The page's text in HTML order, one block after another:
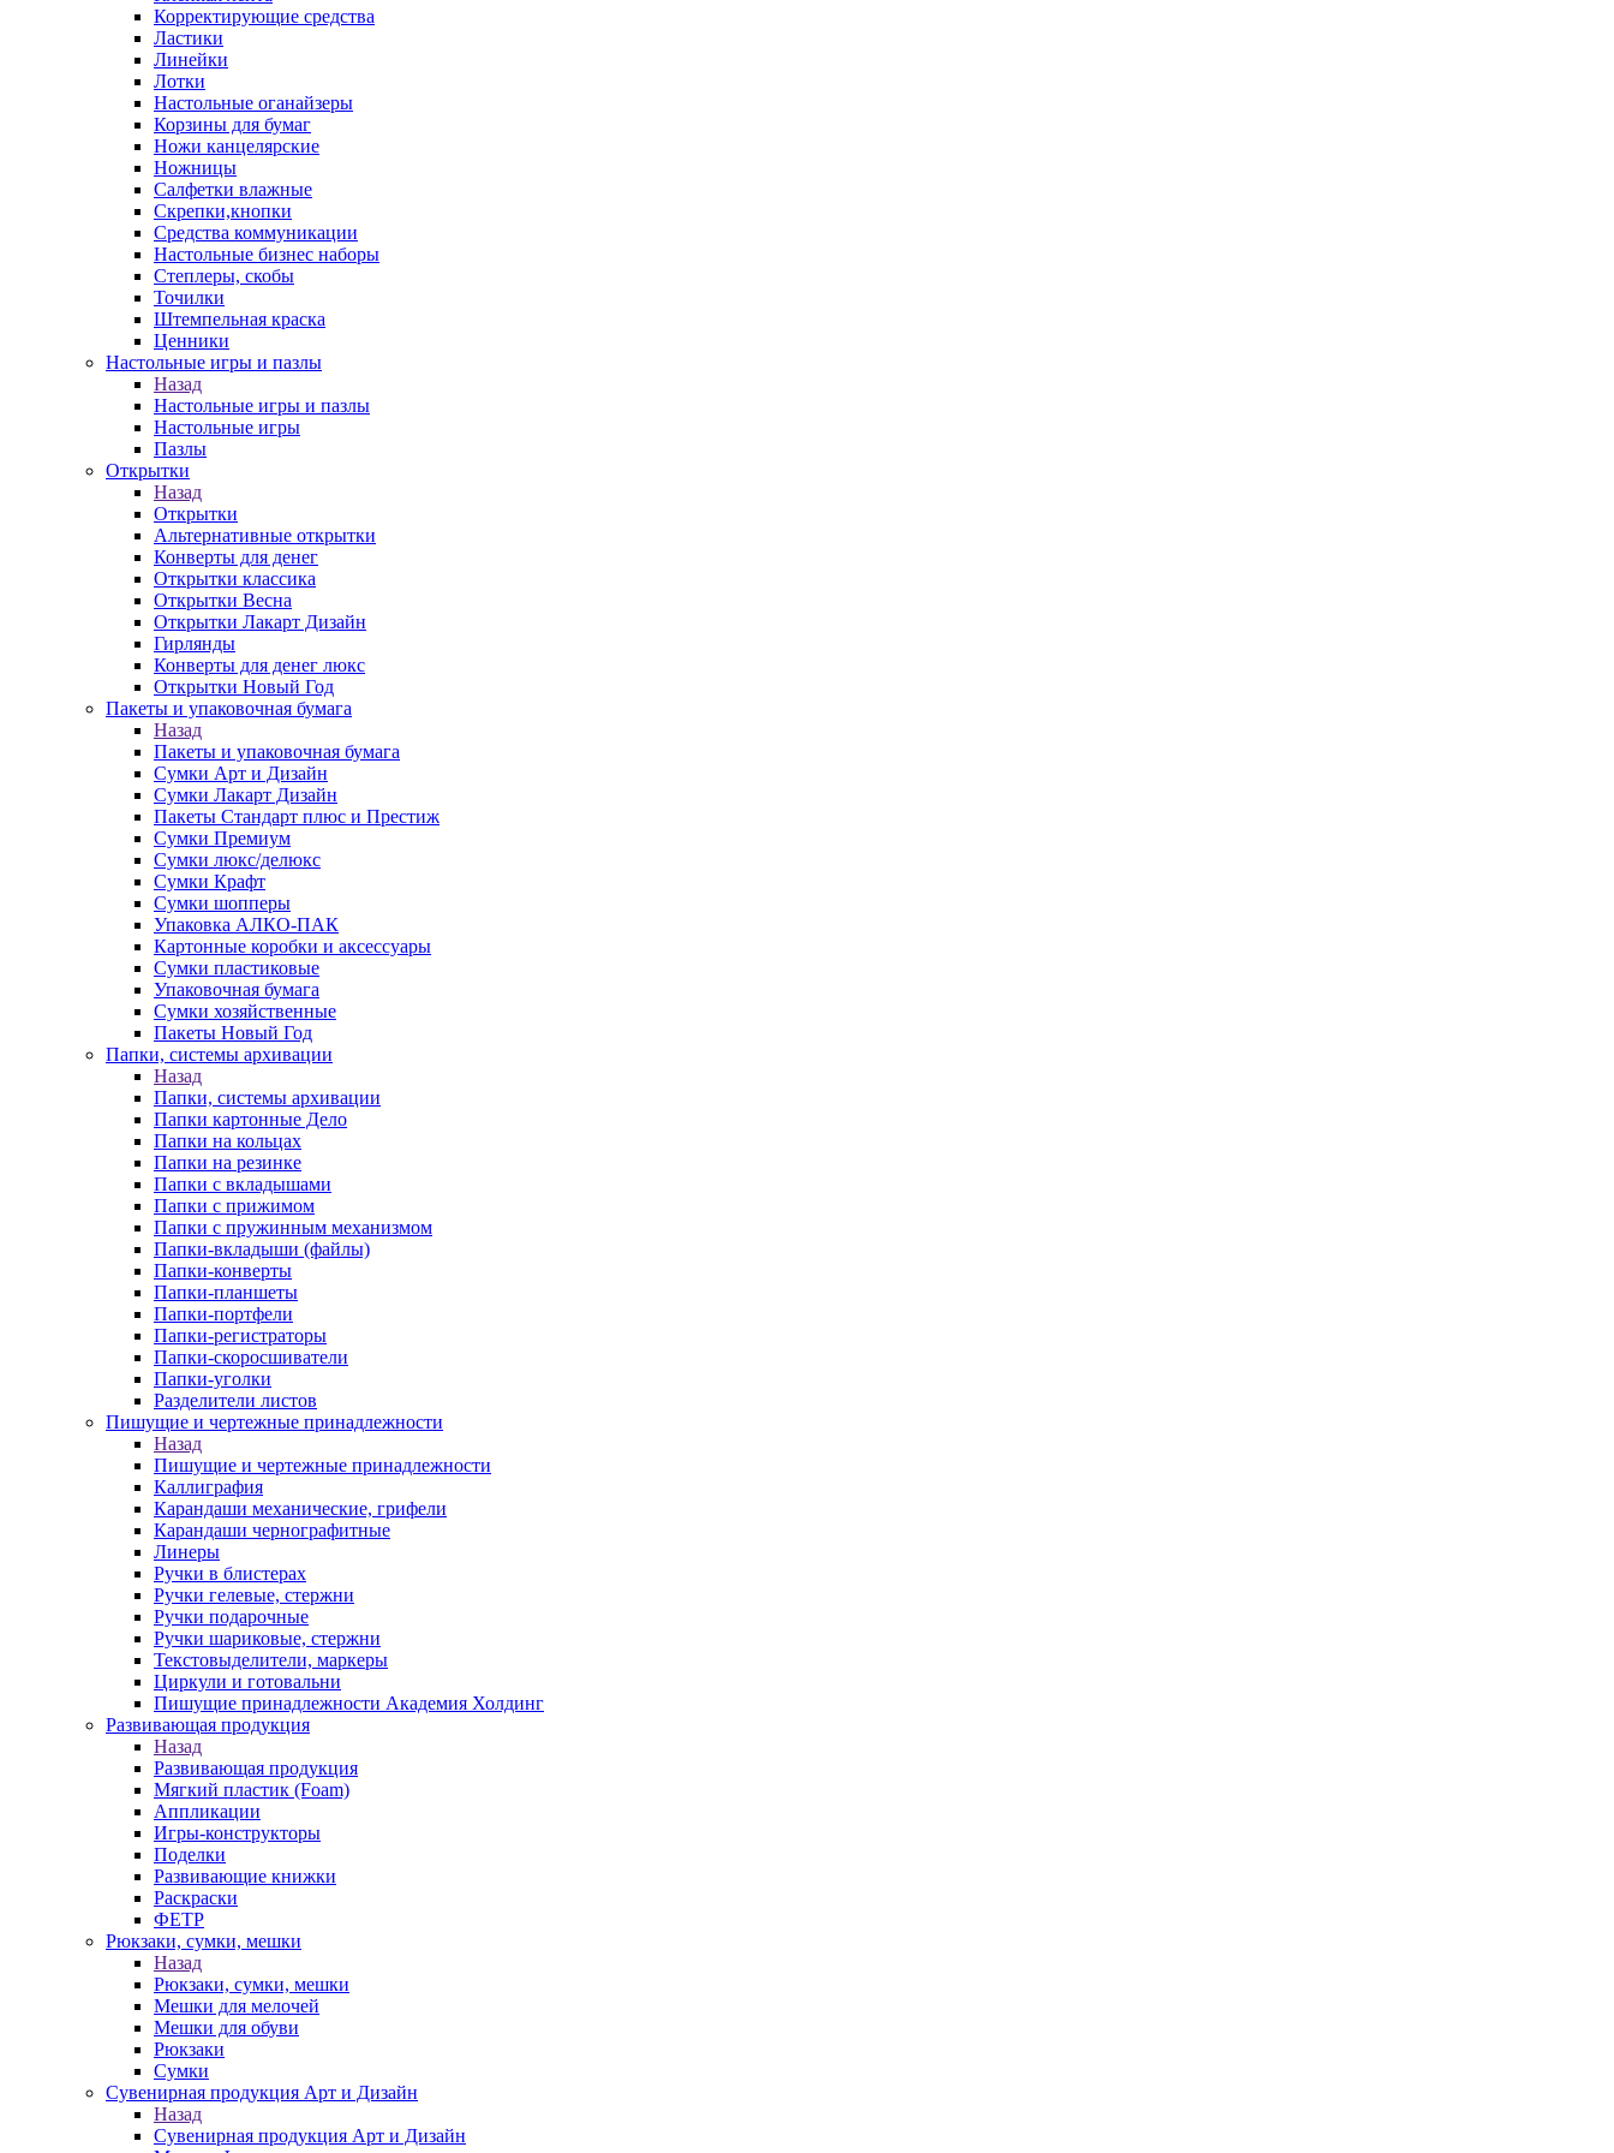
Корректирующие средства
Ластики
Линейки
Лотки
Настольные оганайзеры
Корзины для бумаг
Ножи канцелярские
Ножницы
Салфетки влажные
Скрепки,кнопки
Средства коммуникации
Настольные бизнес наборы
Степлеры, скобы
Точилки
Штемпельная краска
Ценники
Настольные игры и пазлы
Назад
Настольные игры и пазлы
Настольные игры
Пазлы
Открытки
Назад
Открытки
Альтернативные открытки
Конверты для денег
Открытки классика
Открытки Весна
Открытки Лакарт Дизайн
Гирлянды
Конверты для денег люкс
Открытки Новый Год
Пакеты и упаковочная бумага
Назад
Пакеты и упаковочная бумага
Сумки Арт и Дизайн
Сумки Лакарт Дизайн
Пакеты Стандарт плюс и Престиж
Сумки Премиум
Сумки люкс/делюкс
Сумки Крафт
Сумки шопперы
Упаковка АЛКО-ПАК
Картонные коробки и аксессуары
Сумки пластиковые
Упаковочная бумага
Сумки хозяйственные
Пакеты Новый Год
Папки, системы архивации
Назад
Папки, системы архивации
Папки картонные Дело
Папки на кольцах
Папки на резинке
Папки с вкладышами
Папки с прижимом
Папки с пружинным механизмом
Папки-вкладыши (файлы)
Папки-конверты
Папки-планшеты
Папки-портфели
Папки-регистраторы
Папки-скоросшиватели
Папки-уголки
Разделители листов
Пишущие и чертежные принадлежности
Назад
Пишущие и чертежные принадлежности
Каллиграфия
Карандаши механические, грифели
Карандаши чернографитные
Линеры
Ручки в блистерах
Ручки гелевые, стержни
Ручки подарочные
Ручки шариковые, стержни
Текстовыделители, маркеры
Циркули и готовальни
Пишущие принадлежности Академия Холдинг
Развивающая продукция
Назад
Развивающая продукция
Мягкий пластик (Foam)
Аппликации
Игры-конструкторы
Поделки
Развивающие книжки
Раскраски
ФЕТР
Рюкзаки, сумки, мешки
Назад
Рюкзаки, сумки, мешки
Мешки для мелочей
Мешки для обуви
Рюкзаки
Сумки
Сувенирная продукция Арт и Дизайн
Назад
Сувенирная продукция Арт и Дизайн